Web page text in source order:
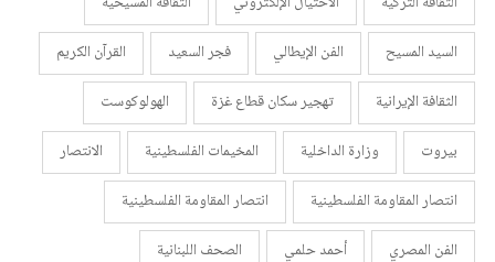
السيد المسيح
الفن الإيطالي فجر السعيد
القرآن الكريم
الثقافة الإيرانية
تهجير سكان قطاع غزة
الهولوكوست
بيروت
وزارة الداخلية المخيمات الفلسطينية
الانتصار
انتصار المقاومة الفلسطينية
انتصار المقاومة الفلسطينية
الفن المصري
أحمد حلمي
الصحف اللبنانية